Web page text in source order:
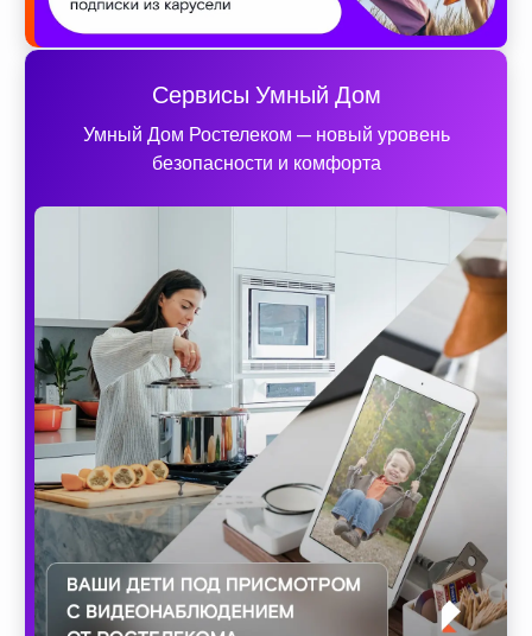
Сервисы Умный Дом
Умный Дом Ростелеком — новый уровень
безопасности и комфорта